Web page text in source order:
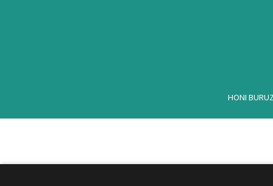
HONI BURUZ